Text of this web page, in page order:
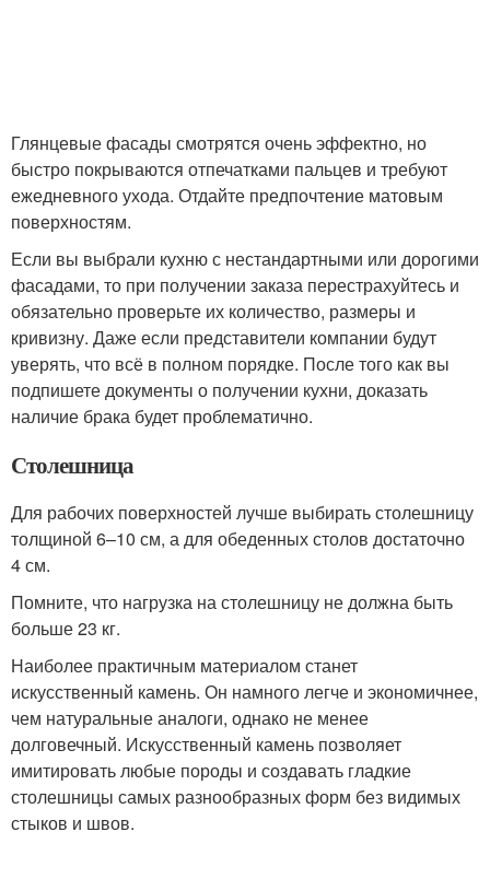
Глянцевые фасады смотрятся очень эффектно, но
быстро покрываются отпечатками пальцев и требуют
ежедневного ухода. Отдайте предпочтение матовым
поверхностям.
Если вы выбрали кухню с нестандартными или дорогими
фасадами, то при получении заказа перестрахуйтесь и
обязательно проверьте их количество, размеры и
кривизну. Даже если представители компании будут
уверять, что всё в полном порядке. После того как вы
подпишете документы о получении кухни, доказать
наличие брака будет проблематично.
Столешница
Для рабочих поверхностей лучше выбирать столешницу
толщиной 6–10 см, а для обеденных столов достаточно
4 см.
Помните, что нагрузка на столешницу не должна быть
больше 23 кг.
Наиболее практичным материалом станет
искусственный камень. Он намного легче и экономичнее,
чем натуральные аналоги, однако не менее
долговечный. Искусственный камень позволяет
имитировать любые породы и создавать гладкие
столешницы самых разнообразных форм без видимых
стыков и швов.